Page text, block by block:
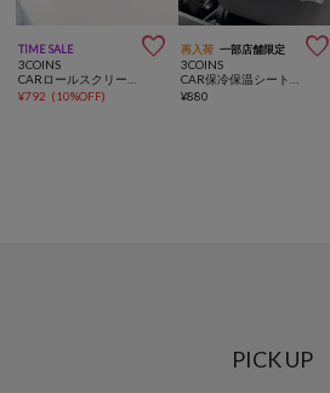
TIME SALE 
3COINS
¥792 (10%OFF)
再入荷 一部店舗限定 
3COINS
¥880
PICK UP